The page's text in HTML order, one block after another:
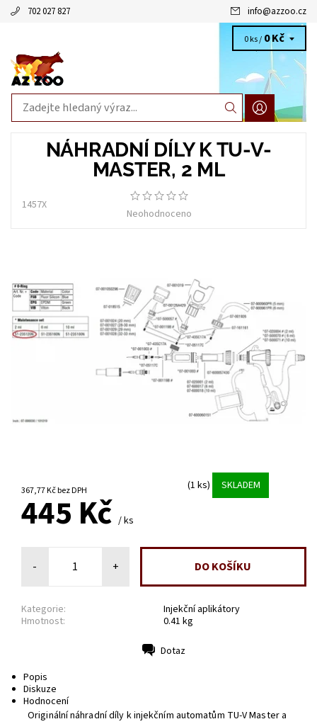
702 027 827 info@azzoo.cz
0 ks / 0 Kč
NÁHRADNÍ DÍLY K TU-V-
MASTER, 2 ML
1457X
Neohodnoceno
367,77 Kč bez DPH (1 ks) SKLADEM
445 Kč / ks
- +
Kategorie:
Injekční aplikátory
Hmotnost:
0.41 kg
Dotaz
Popis
Diskuze
Hodnocení
Originální náhradní díly k injekčním automatům TU-V Master a